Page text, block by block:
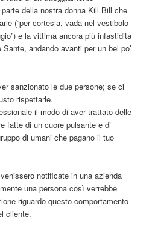
della nostra donna Kill Bill che
(“per cortesia, vada nel vestibolo
e la vittima ancora più infastidita
andando avanti per un bel po’
sanzionato le due persone; se ci
rispettarle.
il modo di aver trattato delle
fatte di un cuore pulsante e di
di umani che pagano il tuo
notificate in una azienda
una persona così verrebbe
riguardo questo comportamento
cliente.